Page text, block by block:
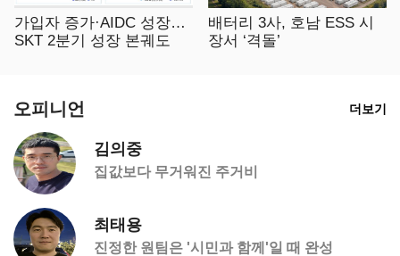
가입자 증가·AIDC 성장…
SKT 2분기 성장 본궤도
배터리 3사, 호남 ESS 시
장서 ‘격돌’
오피니언 더보기
김의중
집값보다 무거워진 주거비
최태용
진정한 원팀은 '시민과 함께'일 때 완성